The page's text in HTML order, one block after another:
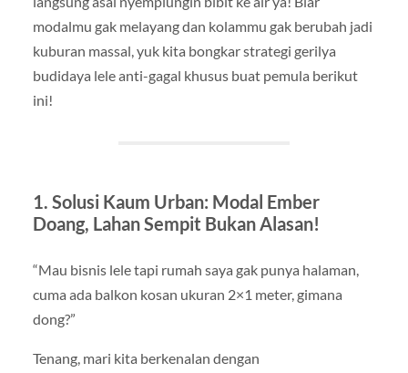
modalmu gak melayang dan kolammu gak berubah jadi
kuburan massal, yuk kita bongkar strategi gerilya
budidaya lele anti-gagal khusus buat pemula berikut
ini!
1. Solusi Kaum Urban: Modal Ember
Doang, Lahan Sempit Bukan Alasan!
“Mau bisnis lele tapi rumah saya gak punya halaman,
cuma ada balkon kosan ukuran 2×1 meter, gimana
dong?”
Tenang, mari kita berkenalan dengan